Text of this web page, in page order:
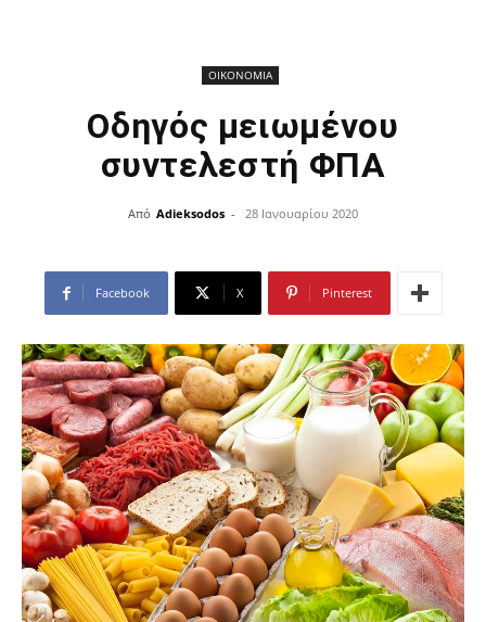
ΟΙΚΟΝΟΜΙΑ
Οδηγός μειωμένου
συντελεστή ΦΠΑ
Από Adieksodos - 28 Ιανουαρίου 2020
Facebook X Pinterest